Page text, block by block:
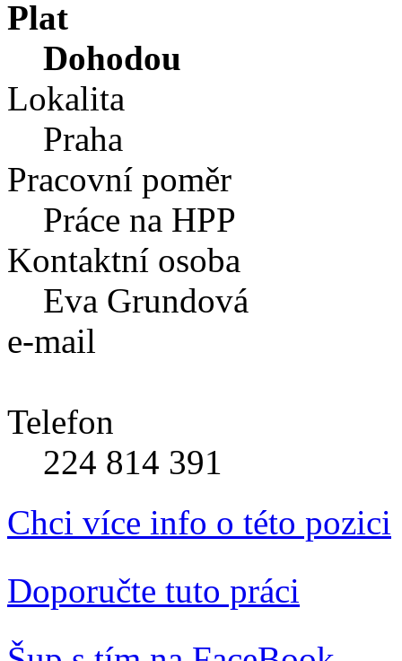
Plat
Dohodou
Lokalita
Praha
Pracovní poměr
Práce na HPP
Kontaktní osoba
Eva Grundová
e-mail
Telefon
224 814 391
Chci více info o této pozici
Doporučte tuto práci